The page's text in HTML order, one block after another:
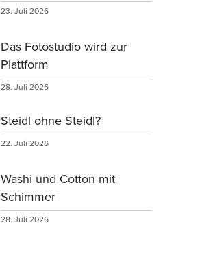
23. Juli 2026
Das Fotostudio wird zur
Plattform
28. Juli 2026
Steidl ohne Steidl?
22. Juli 2026
Washi und Cotton mit
Schimmer
28. Juli 2026